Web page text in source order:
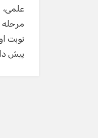
علمی
نوبت
پیش